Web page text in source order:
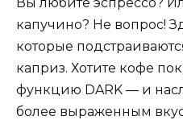
капучино? Не вопрос!
которые
каприз. Хотите кофе
функцию DARK — и
более выраженным